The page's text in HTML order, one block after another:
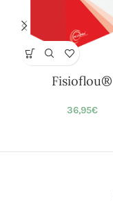
Fisioflou®
36,95€